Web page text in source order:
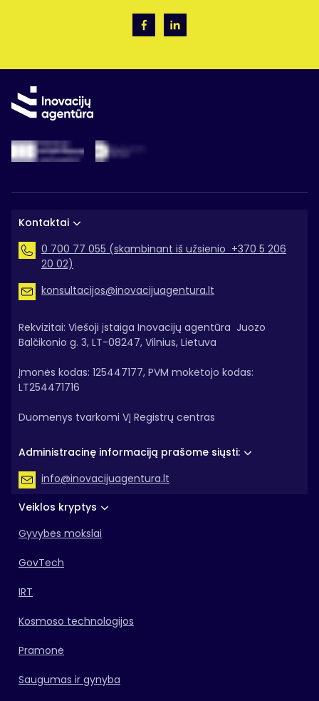
Veiklos kryptys
Gyvybės mokslai
GovTech
IRT
Kosmoso technologijos
Pramonė
Saugumas ir gynyba
Kontaktai
0 700 77 055 (skambinant iš užsienio +370 5 206
20 02)
konsultacijos@inovacijuagentura.lt
Rekvizitai: Viešoji įstaiga Inovacijų agentūra Juozo
Balčikonio g. 3, LT-08247, Vilnius, Lietuva
Įmonės kodas: 125447177, PVM mokėtojo kodas:
LT254471716
Duomenys tvarkomi VĮ Registrų centras
Administracinę informaciją prašome siųsti:
info@inovacijuagentura.lt